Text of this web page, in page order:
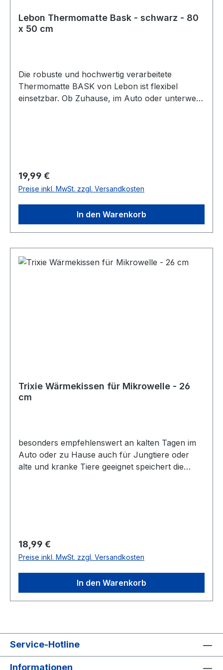
Lebon Thermomatte Bask - schwarz - 80
x 50 cm
Die robuste und hochwertig verarbeitete
Thermomatte BASK von Lebon ist flexibel
einsetzbar. Ob Zuhause, im Auto oder unterwegs
warme Liegefälche. Die weiche Schaumstoff-
Füllung speichert die Körperwärme des Tieres
und gibt sie wieder ab. Die Oberfläche ist
kuschelig weich und der Boden rutschfest und
sehr strapazierfähig. Durch ein einfaches
Absaugen oder Waschen in der Maschine bis 30
Größe: ca. 80 x 50 cm
Regulärer Preis:
19,99 €
Preise inkl. MwSt. zzgl. Versandkosten
In den Warenkorb
Trixie Wärmekissen für Mikrowelle - 26
cm
besonders empfehlenswert an kalten Tagen im
Auto oder zu Hause auch für Jungtiere oder
alte und kranke Tiere geeignet speichert die
Tagen im Auto, zu Hause oder im
KleinstierstallDurchmesser: ca. 26 cmFarbe:
schwarz/weiß
Regulärer Preis:
18,99 €
Preise inkl. MwSt. zzgl. Versandkosten
In den Warenkorb
Service-Hotline
Informationen